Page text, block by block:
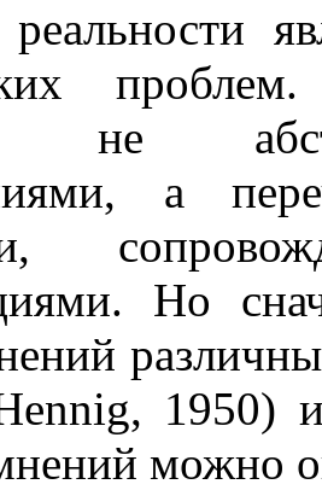
не
а
Но
1950)
можно